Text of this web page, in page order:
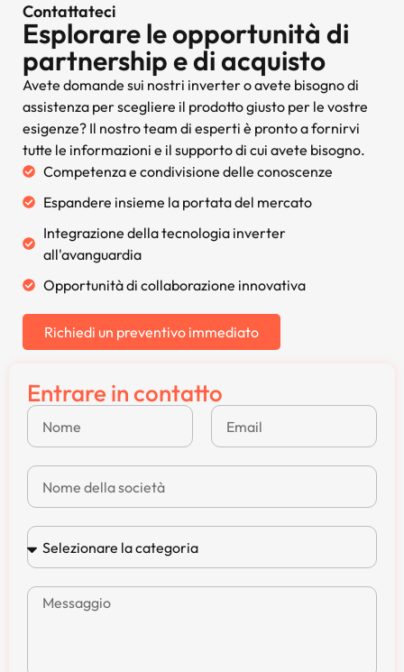
Contattateci
Esplorare le opportunità di
partnership e di acquisto
Avete domande sui nostri inverter o avete bisogno di
assistenza per scegliere il prodotto giusto per le vostre
esigenze? Il nostro team di esperti è pronto a fornirvi
tutte le informazioni e il supporto di cui avete bisogno.
Competenza e condivisione delle conoscenze
Espandere insieme la portata del mercato
Integrazione della tecnologia inverter
all'avanguardia
Opportunità di collaborazione innovativa
Richiedi un preventivo immediato
Entrare in contatto